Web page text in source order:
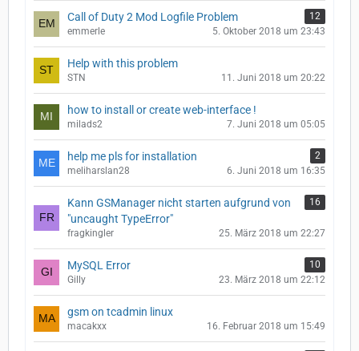
Call of Duty 2 Mod Logfile Problem
12
emmerle
5. Oktober 2018 um 23:43
Help with this problem
STN 11. Juni 2018 um 20:22
how to install or create web-interface !
milads2 7. Juni 2018 um 05:05
help me pls for installation
2
meliharslan28
6. Juni 2018 um 16:35
Kann GSManager nicht starten aufgrund von
"uncaught TypeError"
16
fragkingler 25. März 2018 um 22:27
MySQL Error
10
Gilly
23. März 2018 um 22:12
gsm on tcadmin linux
macakxx 16. Februar 2018 um 15:49